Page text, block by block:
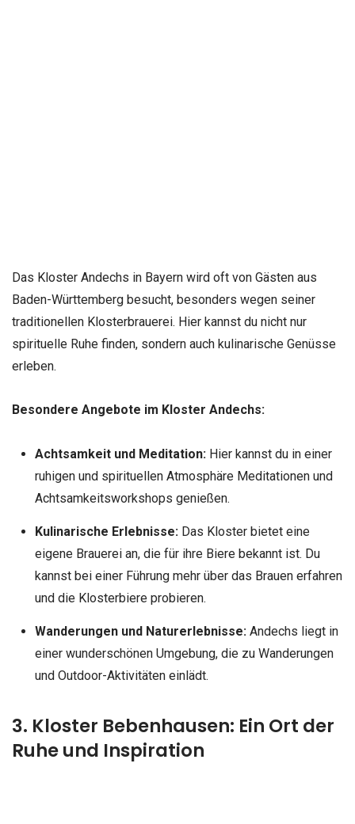
Das Kloster Andechs in Bayern wird oft von Gästen aus
Baden-Württemberg besucht, besonders wegen seiner
traditionellen Klosterbrauerei. Hier kannst du nicht nur
spirituelle Ruhe finden, sondern auch kulinarische Genüsse
erleben.
Besondere Angebote im Kloster Andechs:
Achtsamkeit und Meditation:Hier kannst du in einer
ruhigen und spirituellen Atmosphäre Meditationen und
Achtsamkeitsworkshops genießen.
Kulinarische Erlebnisse:Das Kloster bietet eine
eigene Brauerei an, die für ihre Biere bekannt ist. Du
kannst bei einer Führung mehr über das Brauen erfahren
und die Klosterbiere probieren.
Wanderungen und Naturerlebnisse:Andechs liegt in
einer wunderschönen Umgebung, die zu Wanderungen
und Outdoor-Aktivitäten einlädt.
3. Kloster Bebenhausen: Ein Ort der
Ruhe und Inspiration